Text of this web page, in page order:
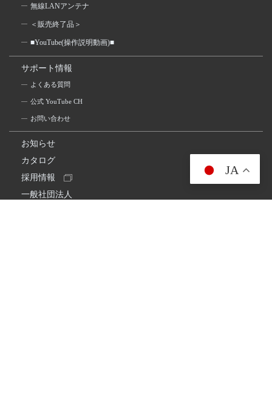
無線LANアンテナ
＜販売終了品＞
■YouTube(操作説明動画)■
サポート情報
よくある質問
公式 YouTube CH
お問い合わせ
お知らせ
カタログ
採用情報
一般社団法人
JA